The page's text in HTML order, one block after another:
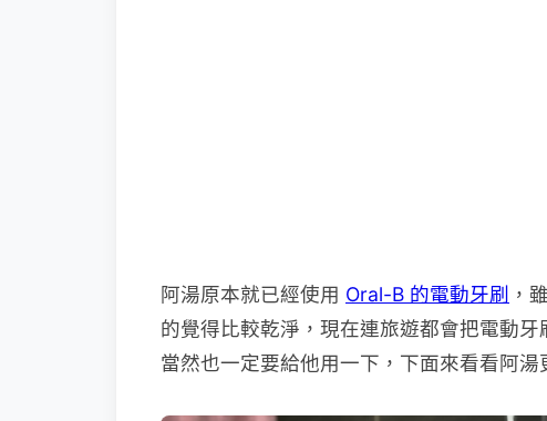
阿湯原本就已經使用 Oral-B 的電動牙刷 ，
的覺得比較乾淨，現在連旅遊都會把電動
當然也一定要給他用一下，下面來看看阿湯